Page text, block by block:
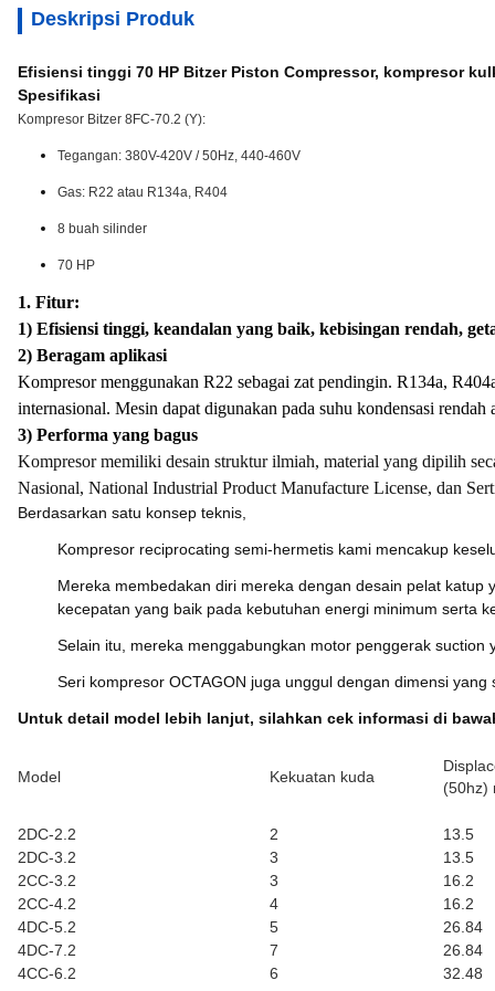
Deskripsi Produk
Efisiensi tinggi 70 HP Bitzer Piston Compressor, kompresor
Spesifikasi
Kompresor Bitzer 8FC-70.2 (Y):
Tegangan: 380V-420V / 50Hz, 440-460V
Gas: R22 atau R134a, R404
8 buah silinder
70 HP
1. Fitur:
1) Efisiensi tinggi, keandalan yang baik, kebisingan rendah,
2) Beragam aplikasi
Kompresor menggunakan R22 sebagai zat pendingin. R134a,
internasional. Mesin dapat digunakan pada suhu kondensasi rendah
3) Performa yang bagus
Kompresor memiliki desain struktur ilmiah, material yang dipilih
Nasional, National Industrial Product Manufacture License, dan
Berdasarkan satu konsep teknis,
Kompresor reciprocating semi-hermetis kami mencakup
Mereka membedakan diri mereka dengan desain pelat
kecepatan yang baik pada kebutuhan energi minimum serta
Selain itu, mereka menggabungkan motor penggerak suction
Seri kompresor OCTAGON juga unggul dengan dimensi
Untuk detail model lebih lanjut, silahkan cek informasi di
Model Kekuatan kuda
(50hz)
2DC-2.2 2
13.5
2DC-3.2
3
13.5
2CC-3.2
3
16.2
2CC-4.2
4
16.2
4DC-5.2
5
26.84
4DC-7.2
7
26.84
4CC-6.2
6
32.48